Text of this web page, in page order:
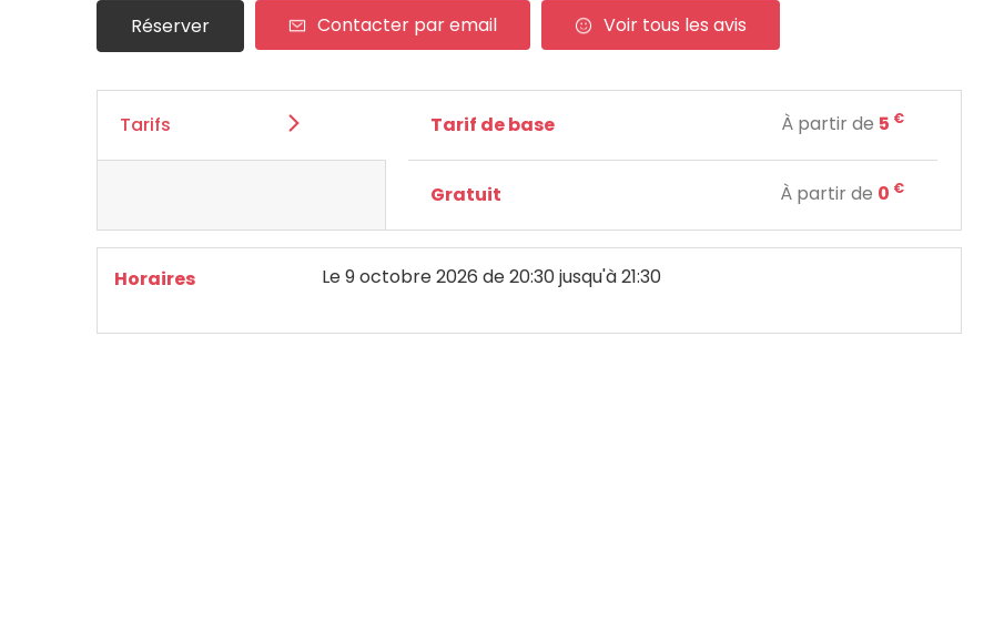
Réserver Contacter par email Voir tous les avis
Tarifs Tarif de base À partir de 5 €
Gratuit À partir de 0 €
Horaires Le9 octobre 2026 de 20:30 jusqu'à 21:30